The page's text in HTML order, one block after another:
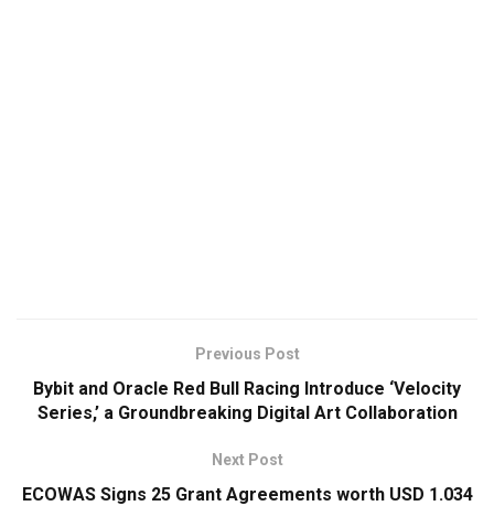
Previous Post
Bybit and Oracle Red Bull Racing Introduce ‘Velocity
Series,’ a Groundbreaking Digital Art Collaboration
Next Post
ECOWAS Signs 25 Grant Agreements worth USD 1.034